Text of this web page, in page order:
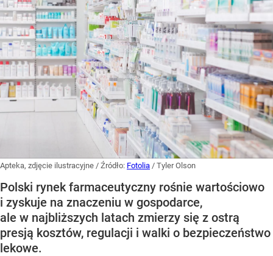
Apteka, zdjęcie ilustracyjne / Źródło: Fotolia / Tyler Olson
Polski rynek farmaceutyczny rośnie wartościowo
i zyskuje na znaczeniu w gospodarce,
ale w najbliższych latach zmierzy się z ostrą
presją kosztów, regulacji i walki o bezpieczeństwo
lekowe.